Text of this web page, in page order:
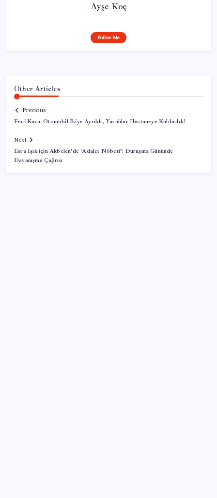
Ayşe Koç
Follow Me
Other Articles
Previous
Feci Kaza: Otomobil İkiye Ayrıldı, Yaralılar Hastaneye Kaldırıldı!
Next
Esra Işık için Akbelen’de ‘Adalet Nöbeti’: Duruşma Gününde
Dayanışma Çağrısı